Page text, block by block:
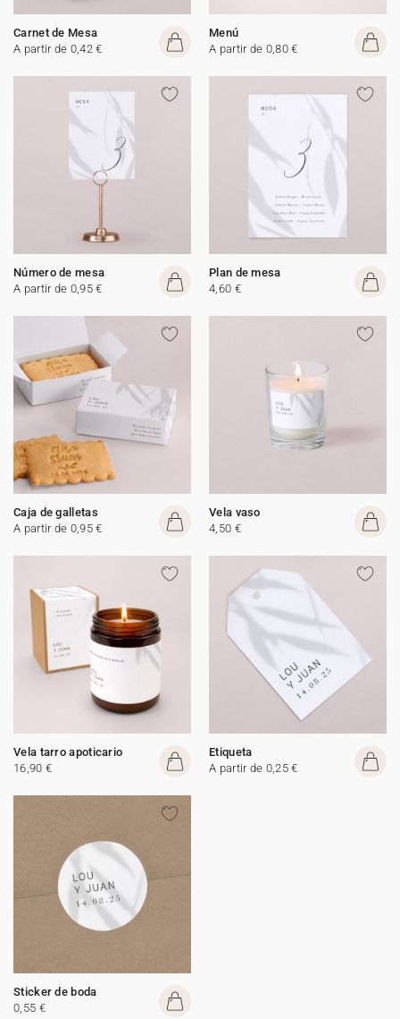
Carnet de Mesa
A partir de 0,42 €
Menú
A partir de 0,80 €
Número de mesa
A partir de 0,95 €
Plan de mesa
4,60 €
Caja de galletas
A partir de 0,95 €
Vela vaso
4,50 €
Vela tarro apoticario
16,90 €
Etiqueta
A partir de 0,25 €
Sticker de boda
0,55 €